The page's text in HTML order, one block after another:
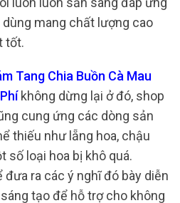
mang chất lượng cao
tốt.
Tang Chia Buồn Cà Mau
không dừng lại ở đó, shop
cung ứng các dòng sản
thiếu như lẵng hoa, chậu
số loại hoa bị khô quá.
ra các ý nghĩ đó bày diễn
tạo để hỗ trợ cho không